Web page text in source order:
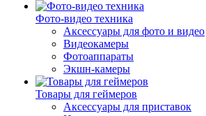
Фото-видео техника
Аксессуары для фото и видео
Видеокамеры
Фотоаппараты
Экшн-камеры
Товары для геймеров
Аксессуары для приставок